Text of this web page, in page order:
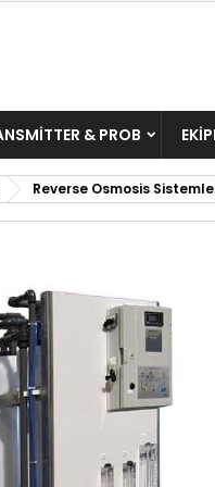
& PROB
Reverse Osmosis